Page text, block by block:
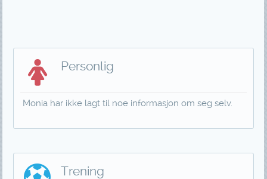
Personlig
Monia har ikke lagt til noe informasjon om seg selv.
Trening